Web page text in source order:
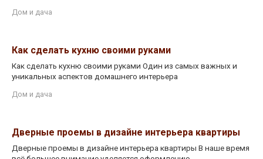
Дом и дача
Как сделать кухню своими руками
Как сделать кухню своими руками Один из самых важных и
уникальных аспектов домашнего интерьера
Дом и дача
Дверные проемы в дизайне интерьера квартиры
Дверные проемы в дизайне интерьера квартиры В наше время